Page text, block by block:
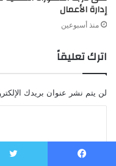
إدارة الأعمال
منذ أسبوعين
اترك تعليقاً
لن يتم نشر عنوان بريدك